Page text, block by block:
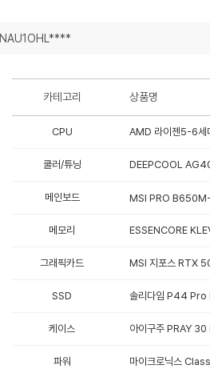
NAU1OHL****
카테고리 상품명
CPU AMD 라이젠5-6세
쿨러/튜닝 DEEPCOOL
메인보드 MSI PRO
메모리 ESSENCORE
그래픽카드 MSI 지포스 RTX
SSD 솔리다임 P44
케이스 아이구주 PRAY
파워 마이크로닉스